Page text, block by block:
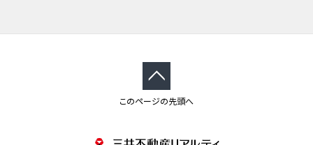
このページの先頭へ